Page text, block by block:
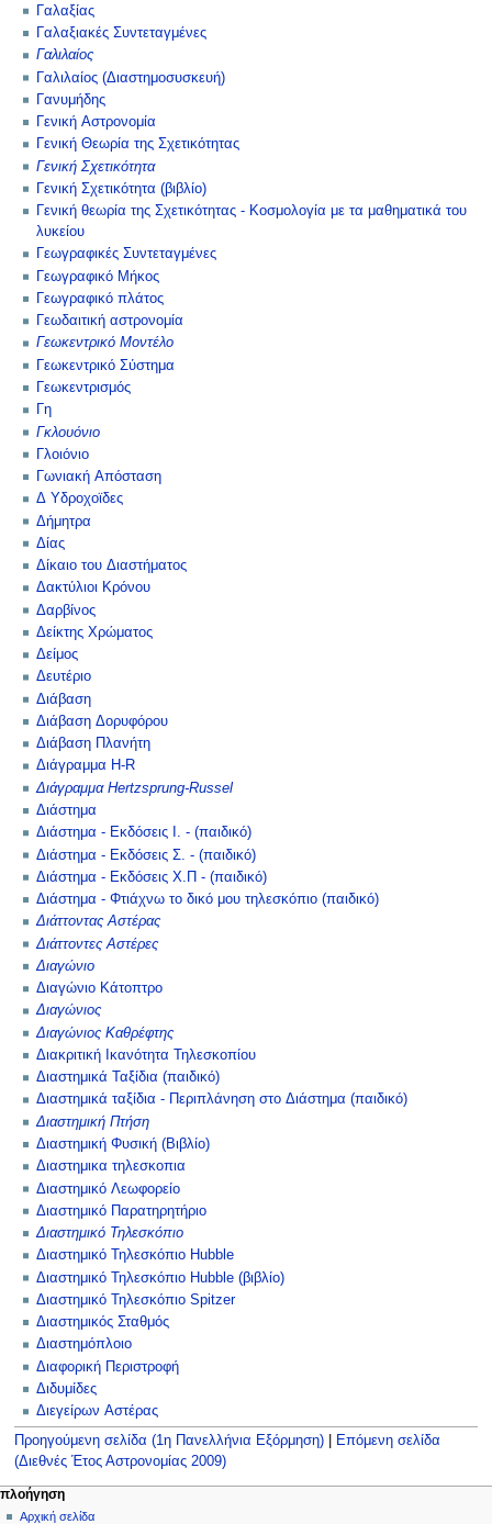
Γαλαξίας
Γαλαξιακές Συντεταγμένες
Γαλιλαίος
Γαλιλαίος (Διαστημοσυσκευή)
Γανυμήδης
Γενική Αστρονομία
Γενική Θεωρία της Σχετικότητας
Γενική Σχετικότητα
Γενική Σχετικότητα (βιβλίο)
Γενική θεωρία της Σχετικότητας - Κοσμολογία με τα μαθηματικά του
λυκείου
Γεωγραφικές Συντεταγμένες
Γεωγραφικό Μήκος
Γεωγραφικό πλάτος
Γεωδαιτική αστρονομία
Γεωκεντρικό Μοντέλο
Γεωκεντρικό Σύστημα
Γεωκεντρισμός
Γη
Γκλουόνιο
Γλοιόνιο
Γωνιακή Απόσταση
Δ Υδροχοϊδες
Δήμητρα
Δίας
Δίκαιο του Διαστήματος
Δακτύλιοι Κρόνου
Δαρβίνος
Δείκτης Χρώματος
Δείμος
Δευτέριο
Διάβαση
Διάβαση Δορυφόρου
Διάβαση Πλανήτη
Διάγραμμα H-R
Διάγραμμα Hertzsprung-Russel
Διάστημα
Διάστημα - Εκδόσεις Ι. - (παιδικό)
Διάστημα - Εκδόσεις Σ. - (παιδικό)
Διάστημα - Εκδόσεις Χ.Π - (παιδικό)
Διάστημα - Φτιάχνω το δικό μου τηλεσκόπιο (παιδικό)
Διάττοντας Αστέρας
Διάττοντες Αστέρες
Διαγώνιο
Διαγώνιο Κάτοπτρο
Διαγώνιος
Διαγώνιος Καθρέφτης
Διακριτική Ικανότητα Τηλεσκοπίου
Διαστημικά Ταξίδια (παιδικό)
Διαστημικά ταξίδια - Περιπλάνηση στο Διάστημα (παιδικό)
Διαστημική Πτήση
Διαστημική Φυσική (Βιβλίο)
Διαστημικα τηλεσκοπια
Διαστημικό Λεωφορείο
Διαστημικό Παρατηρητήριο
Διαστημικό Τηλεσκόπιο
Διαστημικό Τηλεσκόπιο Hubble
Διαστημικό Τηλεσκόπιο Hubble (βιβλίο)
Διαστημικό Τηλεσκόπιο Spitzer
Διαστημικός Σταθμός
Διαστημόπλοιο
Διαφορική Περιστροφή
Διδυμίδες
Διεγείρων Αστέρας
Προηγούμενη σελίδα (1η Πανελλήνια Εξόρμηση)|
Επόμενη σελίδα
(Διεθνές Έτος Αστρονομίας 2009)
Μ
ενέργειες σελίδας
ειδική
προσωπικά εργαλεία
δημιουργία
πλοήγηση
Αρχική σελίδα